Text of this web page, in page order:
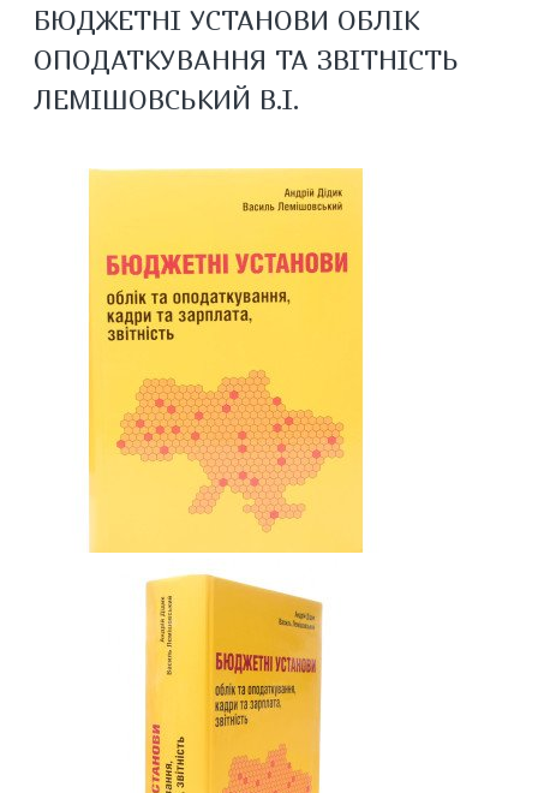
БЮДЖЕТНІ УСТАНОВИ ОБЛІК
ОПОДАТКУВАННЯ ТА ЗВІТНІСТЬ
ЛЕМІШОВСЬКИЙ В.І.